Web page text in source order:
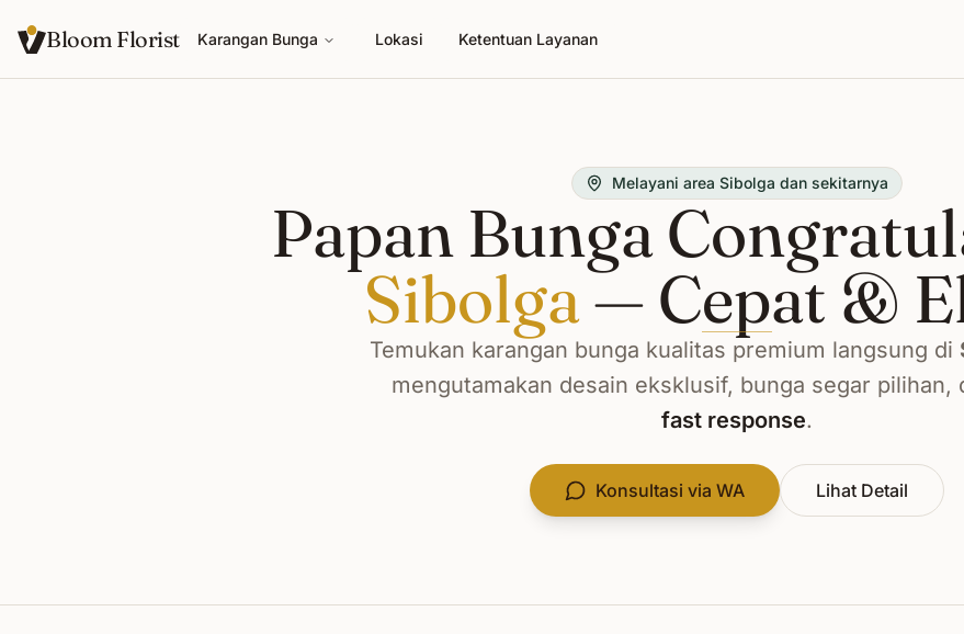
Bloom Florist Karangan Bunga Lokasi Ketentuan Layanan
Melayani area Sibolga dan sekitarnya
Papan Bunga
Sibolga— Cepat &
Temukan karangan bunga kualitas premium langsung di
mengutamakan desain eksklusif, bunga segar pilihan,
fast response.
Konsultasi via WA Lihat Detail